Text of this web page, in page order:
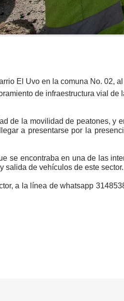
El Uvo en la comuna No. 02,
de infraestructura vial de
de la movilidad de peatones, y
a presentarse por la
se encontraba en una de las
salida de vehículos de este sector.
a la línea de whatsapp